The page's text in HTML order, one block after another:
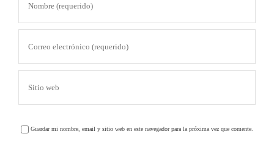
Guardar mi nombre, email y sitio web en este navegador para la próxima vez que comente.